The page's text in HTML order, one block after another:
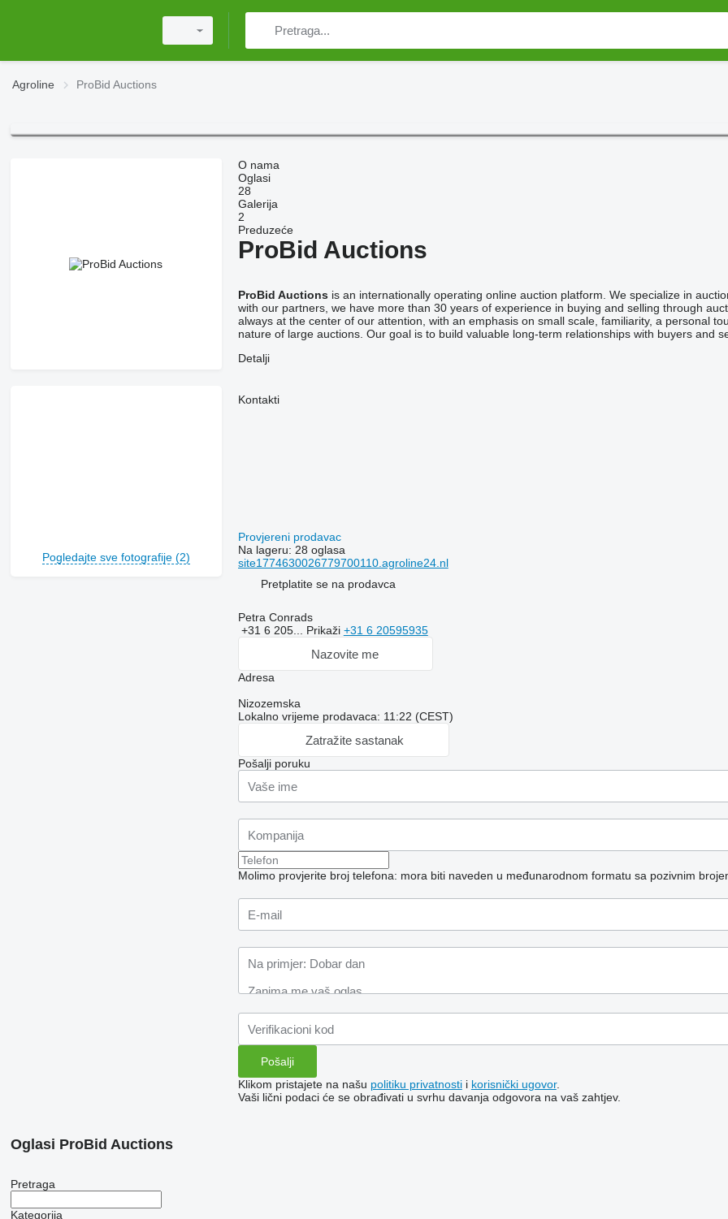
Agroline ProBid Auctions
Pogledajte sve fotografije (2)
O nama
Oglasi
28
Galerija
2
Preduzeće
ProBid Auctions
ProBid Auctionsis an internationally operating online auction platform. We specialize in
with our partners, we have more than 30 years of experience in buying and selling through
always at the center of our attention, with an emphasis on small scale, familiarity, a personal
nature of large auctions. Our goal is to build valuable long-term relationships with buyers and
Detalji
Kontakti
Provjereni prodavac
Na lageru: 28 oglasa
site1774630026779700110.agroline24.nl
Pretplatite se na prodavca
Petra Conrads
+31 6 205... Prikaži +31 6 20595935
Nazovite me
Adresa
Nizozemska
Lokalno vrijeme prodavaca: 11:22 (CEST)
Zatražite sastanak
Pošalji poruku
Molimo provjerite broj telefona: mora biti naveden u međunarodnom formatu sa pozivnim
Klikom pristajete na našu politiku privatnostii korisnički ugovor.
Vaši lični podaci će se obrađivati ​​u svrhu davanja odgovora na vaš zahtjev.
Oglasi ProBid Auctions
Pretraga
Kategorija